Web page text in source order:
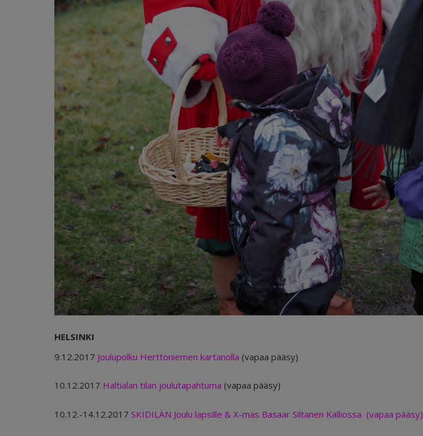
HELSINKI
9.12.2017 Joulupolku Herttoniemen kartanolla (vapaa pääsy)
10.12.2017 Haltialan tilan joulutapahtuma (vapaa pääsy)
10.12.-14.12.2017 SKIDILÄN Joulu lapsille & X-mas Basaar Siltanen Kalliossa (vapaa pääsy)